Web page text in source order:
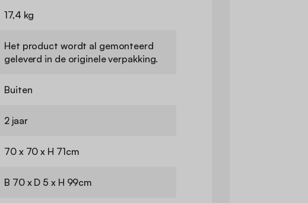
17,4 kg
Het product wordt al gemonteerd
geleverd in de originele verpakking.
Buiten
2 jaar
70 x 70 x H 71cm
B 70 x D 5 x H 99cm